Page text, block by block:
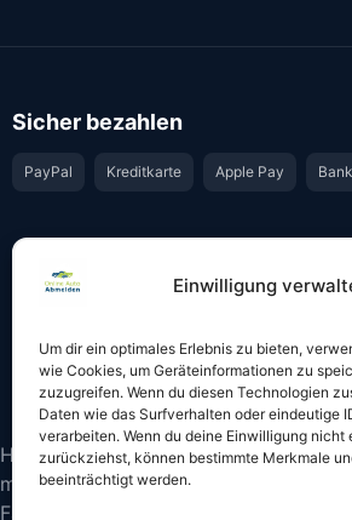
Einwilligung
Um dir ein optimales Erlebnis zu bieten,
wie Cookies, um Geräteinformationen zu
zuzugreifen. Wenn du diesen Technologien
Daten wie das Surfverhalten oder eindeutige
verarbeiten. Wenn du deine Einwilligung nicht
zurückziehst, können bestimmte Merkmale
beeinträchtigt werden.
Sicher bezahlen
PayPal Kreditkarte Apple Pay Bank
Bestätigung per E-Mail Support per
Hinweis: Die Online-Abmeldung ist
möglich. Bitte prüfen Sie vor dem
Fahrzeugschein und Kennzeichen